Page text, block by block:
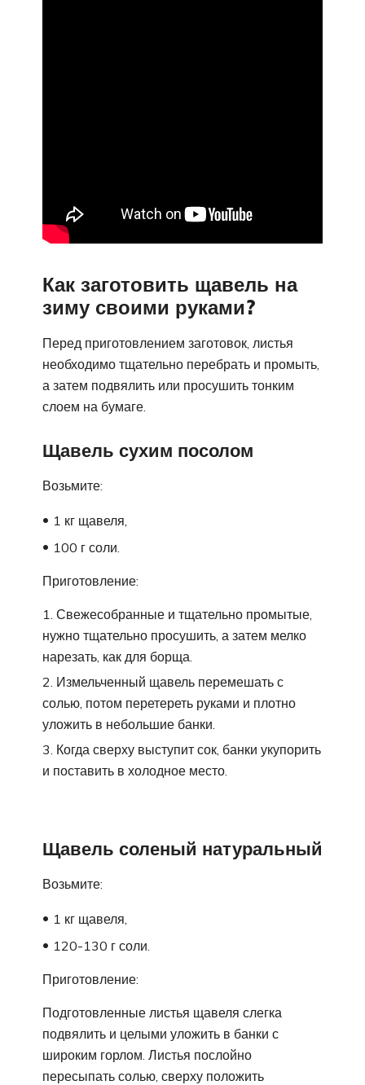
Как заготовить щавель на
зиму своими руками?
Перед приготовлением заготовок, листья
необходимо тщательно перебрать и промыть,
а затем подвялить или просушить тонким
слоем на бумаге.
Щавель сухим посолом
Возьмите:
1 кг щавеля,
100 г соли.
Приготовление:
Свежесобранные и тщательно промытые,
нужно тщательно просушить, а затем мелко
нарезать, как для борща.
Измельченный щавель перемешать с
солью, потом перетереть руками и плотно
уложить в небольшие банки.
Когда сверху выступит сок, банки укупорить
и поставить в холодное место.
Щавель соленый натуральный
Возьмите:
1 кг щавеля,
120-130 г соли.
Приготовление:
Подготовленные листья щавеля слегка
подвялить и целыми уложить в банки с
широким горлом. Листья послойно
пересыпать солью, сверху положить